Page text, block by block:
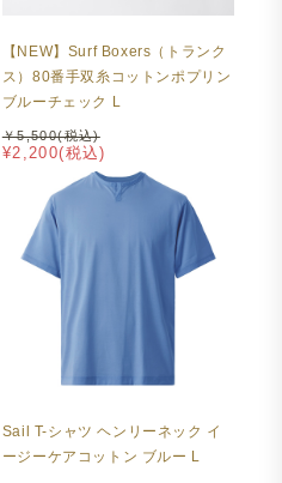
【NEW】Surf Boxers（トランク
ス）80番手双糸コットンポプリン
ブルーチェック L
¥2,200(税込)
￥5,500(税込)
Sail T-シャツ ヘンリーネック イ
ージーケアコットン ブルー L